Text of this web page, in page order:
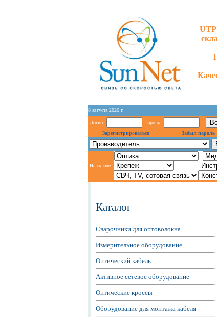
UTP
8 августа 2026 г.
Логин:
Пароль:
Зарегистрироваться
Забыл пароль
На складе:
Каталог
Сварочники для оптоволокна
Измерительное оборудование
Оптический кабель
Активное сетевое оборудование
Оптические кроссы
Оборудование для монтажа кабеля